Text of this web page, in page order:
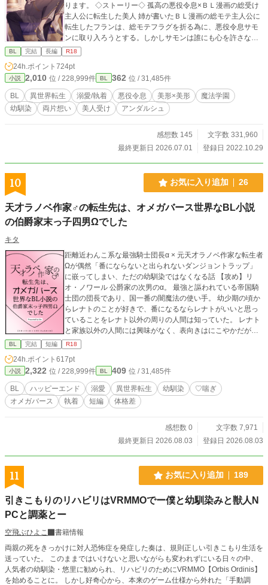
ります。 ◇ストーリー◇ 孤高の悪役令息×ＢＬ漫画の総受け
主人公に転生した美人 姉が書いたＢＬ漫画の総モテ主人公に
転生したフランは、総モテフラグを折る為に、悪役令息サモ
ンに取り入ろうとする。しかしサモンは誰にも心を許さない
一匹狼。周囲の人から怖がられ悪鬼と呼ばれる存在。 そんな
サモンに寄り添い、フランはサモンの悪役フラグも折ろうと
決意する──。 互いに信頼関係を築いて、サモンの腰巾着と
なったフランだが、ある変化が……。どんどんサモンが過保
護になって──！？ ・書籍化部分では、web未公開その後の番
外編＊がございます。 総受け設定のキャラだというだけで、
総受けではありません。CPは固定。 自分好みに育っちゃった
BL 完結 長編 R18
24h.ポイント 724pt
小説 2,010 位 / 228,999件 BL 362 位 / 31,485件
BL 異世界転生 溺愛/執着 悪役令息 美形×美形
魔法学園
幼馴染
両片想い 美人受け アンダルシュ
感想数 145
文字数 331,960
最終更新日 2026.07.01
登録日 2022.10.29
10 お気に入り追加 26
天才ラノベ作家♂の転生先は、オメガバース世界なBL小説
の伯爵家末っ子四男Ωでした
キタ
距離近わんこ系な最強騎士団長α × 元天才ラノベ作家な転生者
Ωが偶然「番にならないと出られないダンジョントラップ」
に嵌ってしまい、ただの幼馴染ではなくなる話 【攻め】リ
オ・ノワール 公爵家の次男のα。 最強と謳われている帝国騎
士団の団長であり、国一番の闇魔法の使い手。 幼少期の頃か
らレナトのことが好きで、番になるならレナトがいいと思っ
ていることをレナト以外の周りの人間は知っていた。 レナト
と家族以外の人間には興味がなく、表向きはにこやかだが踏
み込ませない雰囲気で対応している。 【受け】レナト・リュ
ミエール 伯爵家の末っ子四男のΩ。 光魔法を扱える血族であ
り、レナト以外は全員αなため大変可愛がられて育った。 前
世ではハーレムもの作品の金字塔と呼ばれる天才ラノベ作家
であり、その経験則と直感力で誰ともラブコメ展開を起こす
ことなく生きてこられていた。 リオの性格や顔がド好み。リ
オのことは親友として好きだった。
BL 完結 短編 R18
24h.ポイント 617pt
小説 2,322 位 / 228,999件 BL 409 位 / 31,485件
BL ハッピーエンド 溺愛 異世界転生 幼馴染
♡喘ぎ
オメガバース
執着 短編 体格差
感想数 0
文字数 7,971
最終更新日 2026.08.03
登録日 2026.08.03
11 お気に入り追加 189
引きこもりのリハビリはVRMMOでー僕と幼馴染みと獣人N
PCと調薬とー
空飛ぶひよこ
書籍情報
両親の死をきっかけに対人恐怖症を発症した奏は、規則正しい引きこもり生活を
送っていた。 このままではいけないと思いながらも変われずにいる日々の中、
人気者の幼馴染・悠里に勧められ、リハビリのためにVRMMO【Orbis Ordinis】
を始めることに。 しかし好奇心から、本来のゲーム仕様から外れた「手動調